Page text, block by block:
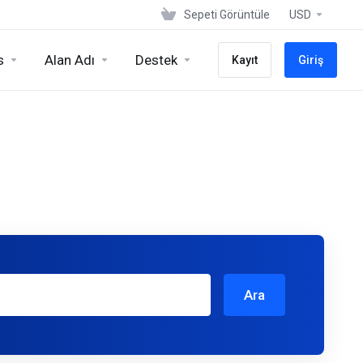
Sepeti Görüntüle USD
Alan Adı Destek Kayıt Giriş
Ara